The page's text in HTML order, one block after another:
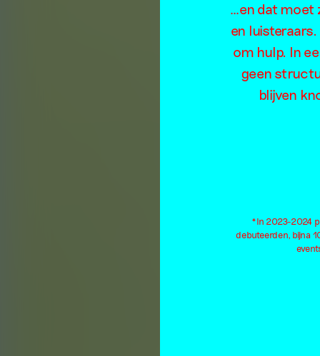
…en dat moet
en
om hulp. In
geen
blijven
*In 2023-2024
debuteerden, bijna